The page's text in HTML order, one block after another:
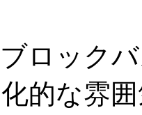
ロック
的な雰